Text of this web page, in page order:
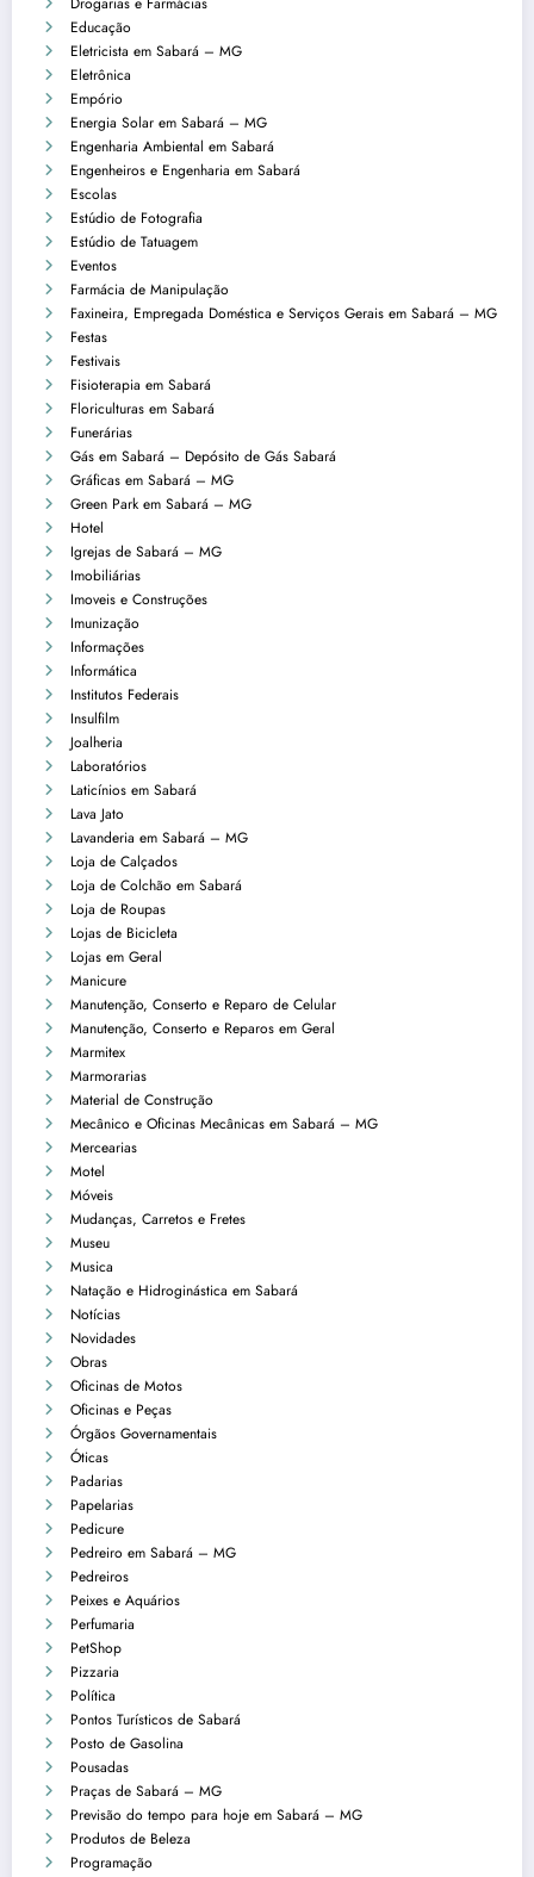
Educação
Eletricista em Sabará – MG
Eletrônica
Empório
Energia Solar em Sabará – MG
Engenharia Ambiental em Sabará
Engenheiros e Engenharia em Sabará
Escolas
Estúdio de Fotografia
Estúdio de Tatuagem
Eventos
Farmácia de Manipulação
Faxineira, Empregada Doméstica e Serviços Gerais em Sabará – MG
Festas
Festivais
Fisioterapia em Sabará
Floriculturas em Sabará
Funerárias
Gás em Sabará – Depósito de Gás Sabará
Gráficas em Sabará – MG
Green Park em Sabará – MG
Hotel
Igrejas de Sabará – MG
Imobiliárias
Imoveis e Construções
Imunização
Informações
Informática
Institutos Federais
Insulfilm
Joalheria
Laboratórios
Laticínios em Sabará
Lava Jato
Lavanderia em Sabará – MG
Loja de Calçados
Loja de Colchão em Sabará
Loja de Roupas
Lojas de Bicicleta
Lojas em Geral
Manicure
Manutenção, Conserto e Reparo de Celular
Manutenção, Conserto e Reparos em Geral
Marmitex
Marmorarias
Material de Construção
Mecânico e Oficinas Mecânicas em Sabará – MG
Mercearias
Motel
Móveis
Mudanças, Carretos e Fretes
Museu
Musica
Natação e Hidroginástica em Sabará
Notícias
Novidades
Obras
Oficinas de Motos
Oficinas e Peças
Órgãos Governamentais
Óticas
Padarias
Papelarias
Pedicure
Pedreiro em Sabará – MG
Pedreiros
Peixes e Aquários
Perfumaria
PetShop
Pizzaria
Política
Pontos Turísticos de Sabará
Posto de Gasolina
Pousadas
Praças de Sabará – MG
Previsão do tempo para hoje em Sabará – MG
Produtos de Beleza
Programação